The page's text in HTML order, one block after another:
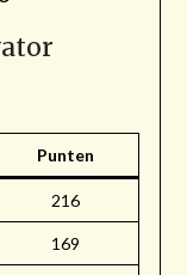
Punten
216
169